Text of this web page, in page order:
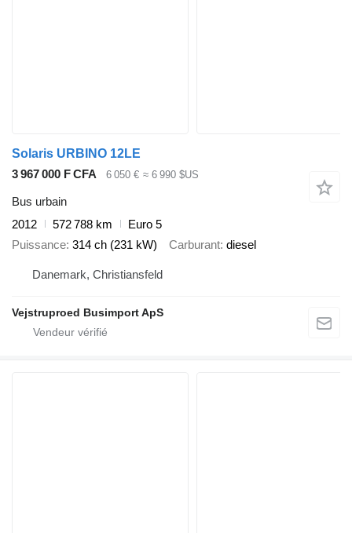
Solaris URBINO 12LE
3 967 000 F CFA
6 050 € ≈ 6 990 $US
Bus urbain
2012
572 788 km
Euro 5
Puissance 314 ch (231 kW) Carburant diesel
Danemark, Christiansfeld
Vejstruproed Busimport ApS